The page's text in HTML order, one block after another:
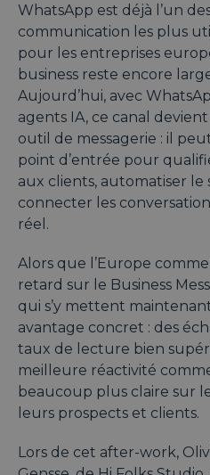
WhatsApp est déjà l’un
communication les plus
pour les entreprises
business reste encore
Aujourd’hui, avec
agents IA, ce canal
outil de messagerie : il
point d’entrée pour
aux clients, automatiser le
connecter les
réel.
Alors que l’Europe
retard sur le Business
qui s’y mettent
avantage concret : des
taux de lecture bien
meilleure réactivité
beaucoup plus claire sur
leurs prospects et clients.
Lors de cet after-work,